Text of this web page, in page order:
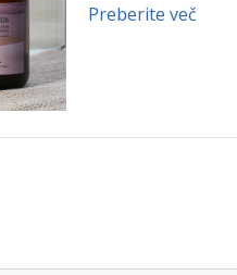
Preberite več